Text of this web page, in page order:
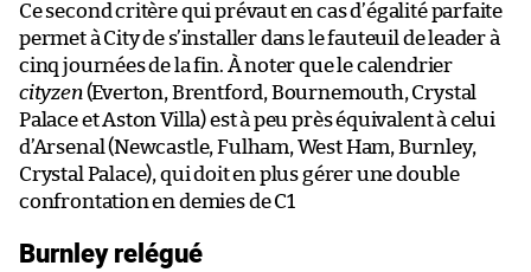
Ce second critère qui prévaut en cas d’égalité parfaite
permet à City de s’installer dans le fauteuil de leader à
cinq journées de la fin. À noter que le calendrier
cityzen(Everton, Brentford, Bournemouth, Crystal
Palace et Aston Villa) est à peu près équivalent à celui
d’Arsenal (Newcastle, Fulham, West Ham, Burnley,
Crystal Palace), qui doit en plus gérer une double
confrontation en demies de C1
Burnley relégué